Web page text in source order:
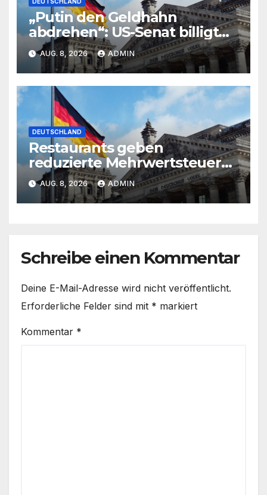
„Putin den Geldhahn
abdrehen“: US-Senat billigt
Gesetz zu neuen Russland-
Sanktionen
AUG. 8, 2026 ADMIN
DEUTSCHLAND
Restaurants geben
reduzierte Mehrwertsteuer
kaum weiter
AUG. 8, 2026 ADMIN
Schreibe einen Kommentar
Deine E-Mail-Adresse wird nicht veröffentlicht.
Erforderliche Felder sind mit * markiert
Kommentar *